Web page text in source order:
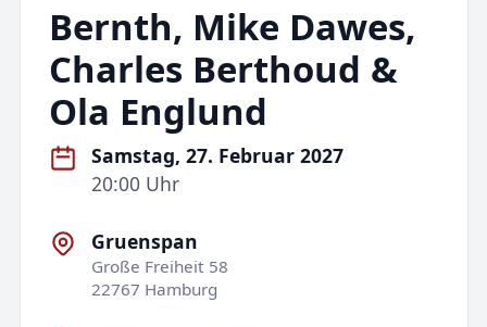
Bernth, Mike Dawes,
Charles Berthoud &
Ola Englund
Samstag, 27. Februar 2027
20:00 Uhr
Gruenspan
Große Freiheit 58
22767 Hamburg